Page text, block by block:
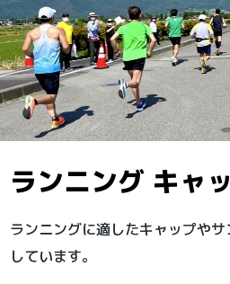
ランニング キャ
ランニングに適したキャップや
しています。